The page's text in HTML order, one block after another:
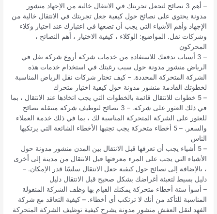
– أهم 3 نصائح لتجعل تجربتك في الانتقال خالية من الإجهاد منشور
مدونة يحتوي على نصائح حول كيفية جعل تجربتك في الانتقال خالية من
الإجهاد وأهم الأشياء التي يجب أن تضعها في اعتبارك عند اختيار وكلاء
وشركات نقل. المواضيع: الوكلاء ، كيفية الاختيار ، أهم النصائح ،
المحركون
– 3 أسباب تدفعك للاستفادة من خدمات شركة أروع شركة نقل في
الرياض منشور مدونة حول سبب رغبتك في استخدام خدمات هذه
الشركة المتحركة المحددة. – كيف تختار شركات نقل الرياض المناسبة
لخطوتك القادمة منشور مدونة حول كيفية اختيار متحرك
– 5 خطوات للانتقال قائمة بالخطوات التي يجب اتخاذها عند الانتقال ، بما
في ذلك العثور على شركة. – 3 نصائح لتوظيف شركة متنقلة نصائح
للعثور على الشركة المتحركة المناسبة لك ، بما في ذلك خدمة العملاء
والسعر. – 5 أخطاء متحركة يجب تجنبها الأخطاء الشائعة التي يرتكبها
الناس
– 5 أشياء يجب أن تعرفها قبل الانتقال بين المدن منشور مدونة حول
الأشياء التي يجب على المرء معرفتها قبل الانتقال من مدينة إلى أخرى
، بالإضافة إلى نصائح حول كيفية جعل الانتقال سلسًا قدر الإمكان. –
دليل بسيط لتعبئة أغراضك بشكل صحيح قبل الانتقال دليل
– أسوأ ستة أخطاء متحركة يمكنك القيام بها وظف الشركة المنقولة
المناسبة للتأكد من أنك لا ترتكب أي أخطاء. – كيفية التعاقد مع شركة
الفهد لنقل العفش منشور مدونة يشرح كيفية توظيف الشركة المتحركة